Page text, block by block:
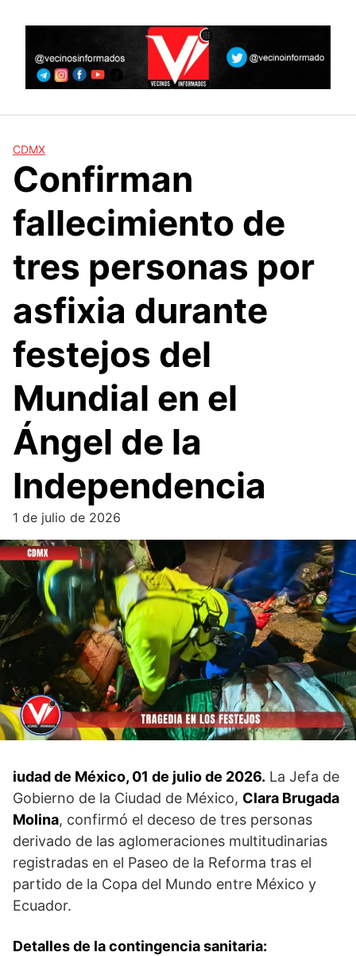
CDMX
Confirman
fallecimiento de
tres personas por
asfixia durante
festejos del
Mundial en el
Ángel de la
Independencia
1 de julio de 2026
iudad de México, 01 de julio de 2026. La Jefa de
Gobierno de la Ciudad de México, Clara Brugada
Molina, confirmó el deceso de tres personas
derivado de las aglomeraciones multitudinarias
registradas en el Paseo de la Reforma tras el
partido de la Copa del Mundo entre México y
Ecuador.
Detalles de la contingencia sanitaria: